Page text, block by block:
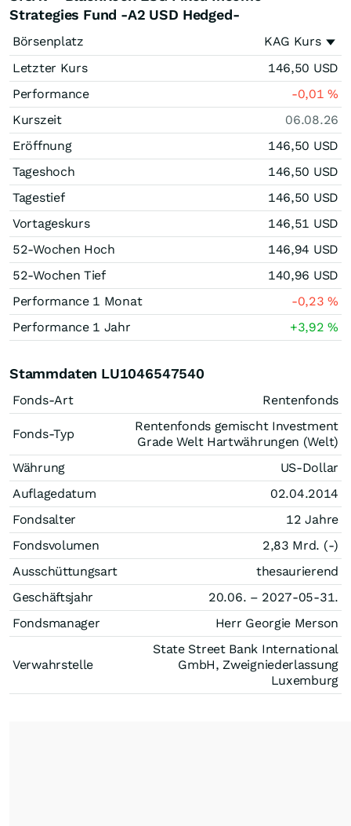
Strategies Fund -A2 USD Hedged-
Börsenplatz
KAG Kurs
Letzter Kurs
146,50 USD
Performance
-0,01%
Kurszeit
06.08.26
Eröffnung
146,50 USD
Tageshoch
146,50 USD
Tagestief
146,50 USD
Vortageskurs
146,51 USD
52-Wochen Hoch
146,94 USD
52-Wochen Tief
140,96 USD
Performance 1 Monat
-0,23%
Performance 1 Jahr
+3,92%
Stammdaten LU1046547540
Fonds-Art Rentenfonds
Fonds-Typ
Rentenfonds gemischt Investment
Grade Welt Hartwährungen (Welt)
Währung
US-Dollar
Auflagedatum
02.04.2014
Fondsalter
12 Jahre
Fondsvolumen
2,83 Mrd. (-)
Ausschüttungsart
thesaurierend
Geschäftsjahr
20.06. – 2027-05-31.
Fondsmanager
Herr Georgie Merson
Verwahrstelle
State Street Bank International
GmbH, Zweigniederlassung
Luxemburg